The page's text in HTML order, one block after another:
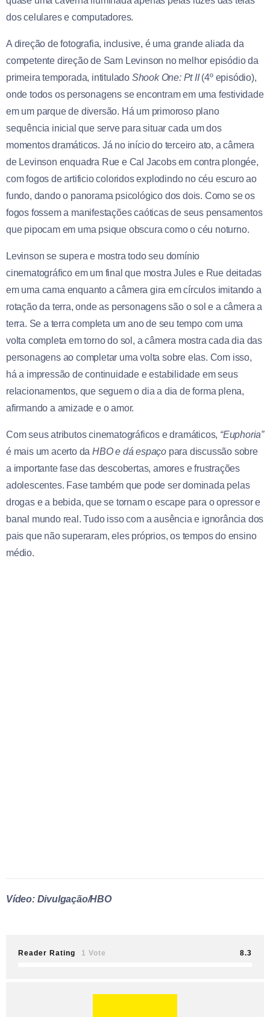
dos celulares e computadores.
A direção de fotografia, inclusive, é uma grande aliada da
competente direção de Sam Levinson no melhor episódio da
primeira temporada, intitulado Shook One: Pt II(4º episódio),
onde todos os personagens se encontram em uma festividade
em um parque de diversão. Há um primoroso plano
sequência inicial que serve para situar cada um dos
momentos dramáticos. Já no início do terceiro ato, a câmera
de Levinson enquadra Rue e Cal Jacobs em contra plongée,
com fogos de artificio coloridos explodindo no céu escuro ao
fundo, dando o panorama psicológico dos dois. Como se os
fogos fossem a manifestações caóticas de seus pensamentos
que pipocam em uma psique obscura como o céu noturno.
Levinson se supera e mostra todo seu domínio
cinematográfico em um final que mostra Jules e Rue deitadas
em uma cama enquanto a câmera gira em círculos imitando a
rotação da terra, onde as personagens são o sol e a câmera a
terra. Se a terra completa um ano de seu tempo com uma
volta completa em torno do sol, a câmera mostra cada dia das
personagens ao completar uma volta sobre elas. Com isso,
há a impressão de continuidade e estabilidade em seus
relacionamentos, que seguem o dia a dia de forma plena,
afirmando a amizade e o amor.
Com seus atributos cinematográficos e dramáticos, “Euphoria”
é mais um acerto daHBO e dá espaço para discussão sobre
a importante fase das descobertas, amores e frustrações
adolescentes. Fase também que pode ser dominada pelas
drogas e a bebida, que se tornam o escape para o opressor e
banal mundo real. Tudo isso com a ausência e ignorância dos
pais que não superaram, eles próprios, os tempos do ensino
médio.
Vídeo: Divulgação/HBO
Reader Rating 1 Vote 8.3